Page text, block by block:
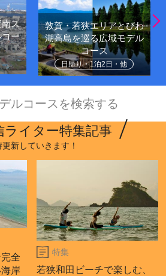
ス
ー
敦賀・若狭エリアとびわ
湖高島を巡る広域モデル
コース
日帰り・1泊2日・他
ルコースを検索する
ライター特集記事
更新していきます！
全
岸
特集
若狭和田ビーチで楽しむ、